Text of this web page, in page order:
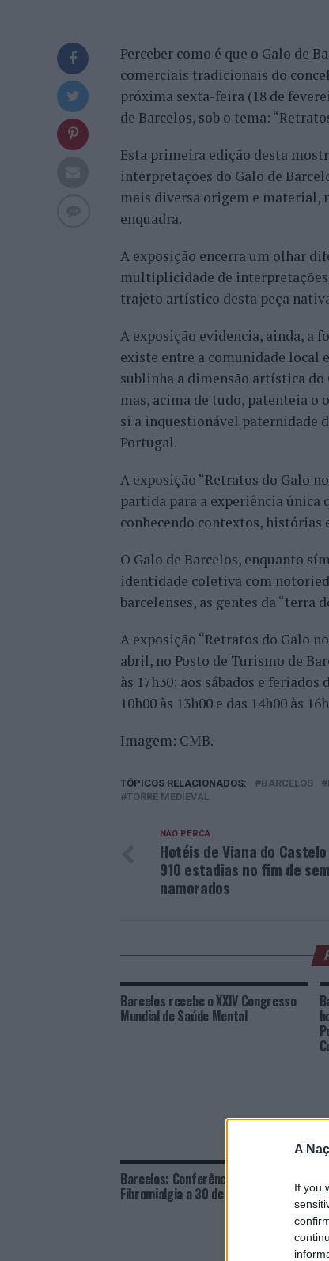
A
If you
Perceber como é que o Galo de
comerciais tradicionais do
próxima sexta-feira (18 de
de Barcelos, sob o tema:
Esta primeira edição desta
interpretações do Galo de
mais diversa origem e material,
enquadra.
A exposição encerra um olhar
multiplicidade de
trajeto artístico desta peça
A exposição evidencia, ainda,
existe entre a comunidade local
sublinha a dimensão artística
mas, acima de tudo, patenteia o
si a inquestionável paternidade
Portugal.
A exposição “Retratos do Galo
partida para a experiência única
conhecendo contextos, histórias
O Galo de Barcelos, enquanto
identidade coletiva com
barcelenses, as gentes da “terra
A exposição “Retratos do Galo
abril, no Posto de Turismo de
às 17h30; aos sábados e feriados
10h00 às 13h00 e das 14h00 às
Imagem: CMB.
TÓPICOS RELACIONADOS: BARCELOS
TORRE MEDIEVAL
NÃO PERCA
Hotéis de Viana do
910 estadias no fim de
namorados
Barcelos recebe o XXIV Congresso
Mundial de Saúde Mental
Barcelos: Conferência sobre
Fibromialgia a 30 de maio no IPCA